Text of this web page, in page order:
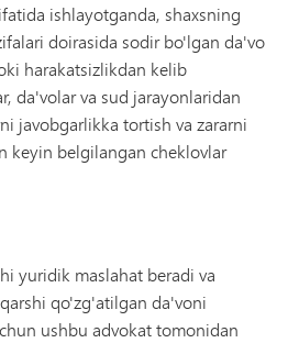
ishlayotganda, shaxsning
doirasida sodir bo'lgan da'vo
harakatsizlikdan kelib
da'volar va sud jarayonlaridan
javobgarlikka tortish va zararni
keyin belgilangan cheklovlar
yuridik maslahat beradi va
qo'zg'atilgan da'voni
ushbu advokat tomonidan